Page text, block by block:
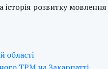
історія розвитку мовлення
області